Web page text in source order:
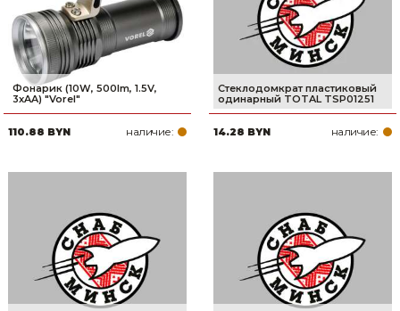
Фонарик (10W, 500lm, 1.5V,
3xAA) "Vorel"
110.88 BYN наличие:
Стеклодомкрат пластиковый
одинарный TOTAL TSP01251
14.28 BYN наличие: